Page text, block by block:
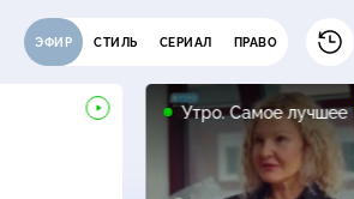
ЭФИР СТИЛЬ СЕРИАЛ ПРАВО
Утро. Самое лучшее